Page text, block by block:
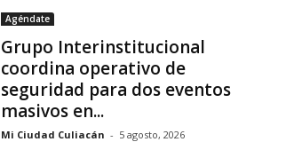
Agéndate
Grupo Interinstitucional
coordina operativo de
seguridad para dos eventos
masivos en...
Mi Ciudad Culiacán - 5 agosto, 2026